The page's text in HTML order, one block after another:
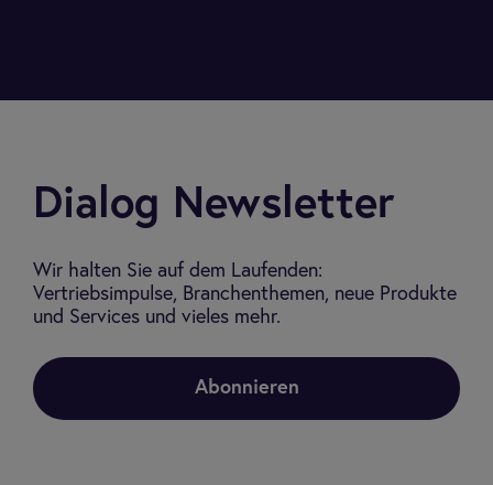
Dialog Newsletter
Wir halten Sie auf dem Laufenden:
Vertriebsimpulse, Branchenthemen, neue Produkte
und Services und vieles mehr.
Abonnieren